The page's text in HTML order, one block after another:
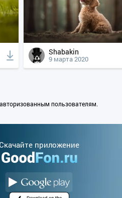
Shabakin
9 марта 2020
пользователям.
приложение